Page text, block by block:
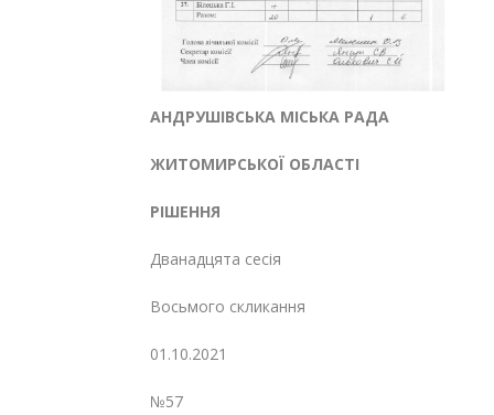
АНДРУШІВСЬКА МІСЬКА РАДА
ЖИТОМИРСЬКОЇ ОБЛАСТІ
РІШЕННЯ
Дванадцята сесія
Восьмого скликання
01.10.2021
№57